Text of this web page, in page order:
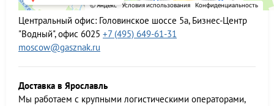
Центральный офис: Головинское шоссе 5а, Бизнес-Центр
"Водный", офис 6025 +7 (495) 649-61-31
moscow@gasznak.ru
Доставка в Ярославль
Мы работаем c крупными логистическими операторами,